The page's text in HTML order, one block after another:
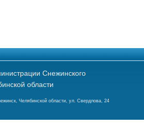
Снежинского
области
Челябинской области, ул. Свердлова, 24